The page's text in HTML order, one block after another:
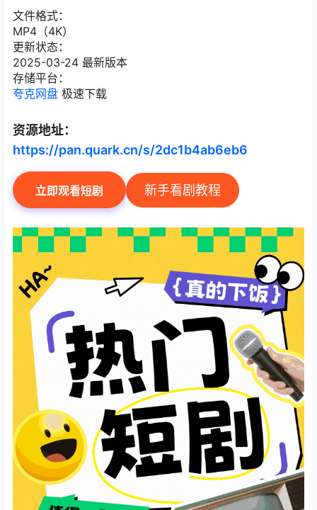
文件格式：
MP4（4K）
更新状态：
2025-03-24 最新版本
存储平台：
夸克网盘 极速下载
资源地址：
https://pan.quark.cn/s/2dc1b4ab6eb6
立即观看短剧 新手看剧教程